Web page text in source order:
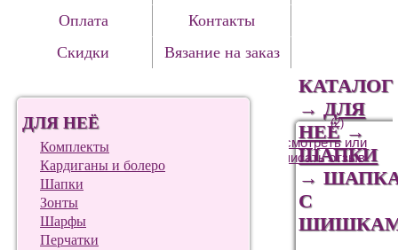
Оплата
Контакты
Скидки
Вязание на заказ
ДЛЯ НЕЁ
Комплекты
Кардиганы и болеро
Шапки
Зонты
Шарфы
Перчатки
КАТАЛОГ
→ДЛЯ
НЕЁ→
ШАПКИ
→
С
(2)
Посмотреть или
написать отзыв